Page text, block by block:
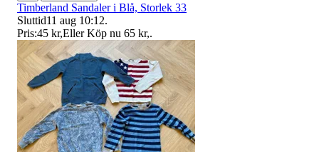
Timberland Sandaler i Blå, Storlek 33
Sluttid11 aug 10:12.
Pris:45 kr,Eller Köp nu 65 kr,.